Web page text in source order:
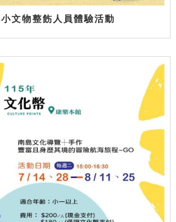
小文物整飭人員體驗活動